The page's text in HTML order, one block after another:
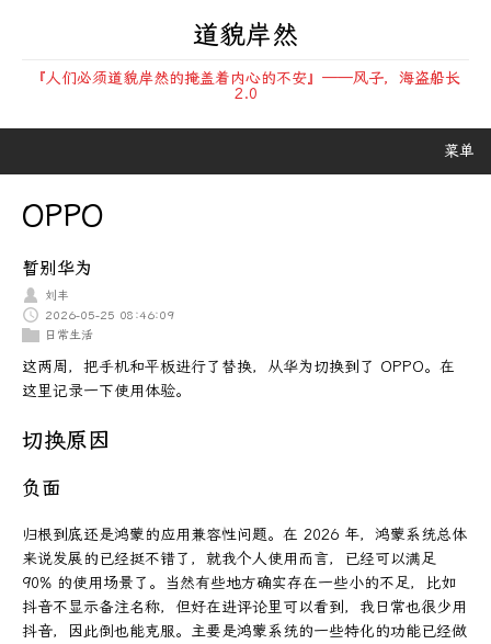
道貌岸然
『人们必须道貌岸然的掩盖着内心的不安』——风子，海盗船长
2.0
菜单
OPPO
暂别华为
刘丰
2026-05-25 08:46:09
日常生活
这两周，把手机和平板进行了替换，从华为切换到了 OPPO。在
这里记录一下使用体验。
切换原因
负面
归根到底还是鸿蒙的应用兼容性问题。在 2026 年，鸿蒙系统总体
来说发展的已经挺不错了，就我个人使用而言，已经可以满足
90% 的使用场景了。当然有些地方确实存在一些小的不足，比如
抖音不显示备注名称，但好在进评论里可以看到，我日常也很少用
抖音，因此倒也能克服。主要是鸿蒙系统的一些特化的功能已经做